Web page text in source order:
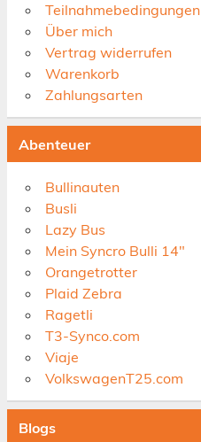
Teilnahmebedingungen
Über mich
Vertrag widerrufen
Warenkorb
Zahlungsarten
Abenteuer
Bullinauten
Busli
Lazy Bus
Mein Syncro Bulli 14"
Orangetrotter
Plaid Zebra
Ragetli
T3-Synco.com
Viaje
VolkswagenT25.com
Blogs